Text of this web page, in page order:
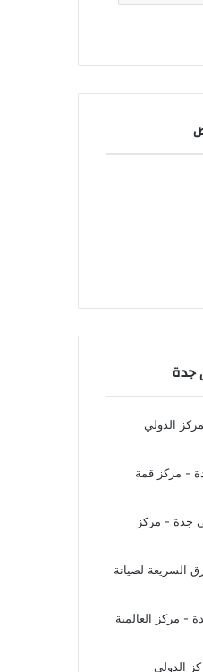
جدة
الدولي
- مركز قمة
جدة - مركز
السريعة لصيانة
- مركز العالمية
الدولي